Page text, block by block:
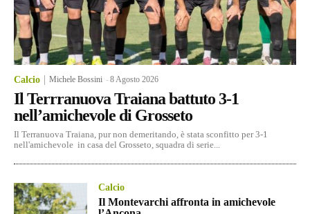
Calcio Michele Bossini -8 Agosto 2026
Il Terrranuova Traiana battuto 3-1
nell’amichevole di Grosseto
Il Terranuova Traiana, pur non demeritando, è stata sconfitto per 3-1
nell'amichevole in casa del Grosseto, squadra di serie...
Calcio
Il Montevarchi affronta in amichevole